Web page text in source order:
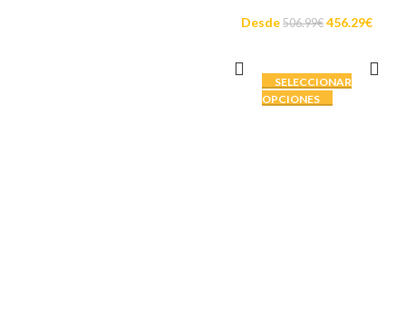
Desde 506.99€ 456.29€
SELECCIONAR
OPCIONES